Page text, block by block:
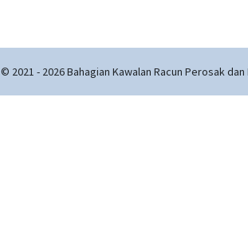
© 2021 - 2026 Bahagian Kawalan Racun Perosak